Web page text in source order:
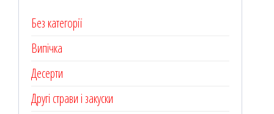
Без категорії
Випічка
Десерти
Другі страви і закуски